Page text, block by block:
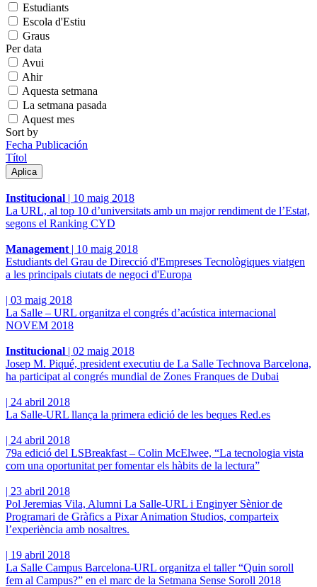
Estudiants
Escola d'Estiu
Graus
Per data
Avui
Ahir
Aquesta setmana
La setmana pasada
Aquest mes
Sort by
Fecha Publicación
Títol
Institucional | 10 maig 2018
La URL, al top 10 d’universitats amb un major rendiment de l’Estat,
segons el Ranking CYD
Management | 10 maig 2018
Estudiants del Grau de Direcció d'Empreses Tecnològiques viatgen
a les principals ciutats de negoci d'Europa
| 03 maig 2018
La Salle – URL organitza el congrés d’acústica internacional
NOVEM 2018
Institucional | 02 maig 2018
Josep M. Piqué, president executiu de La Salle Technova Barcelona,
ha participat al congrés mundial de Zones Franques de Dubai
| 24 abril 2018
La Salle-URL llança la primera edició de les beques Red.es
| 24 abril 2018
79a edició del LSBreakfast – Colin McElwee, “La tecnologia vista
com una oportunitat per fomentar els hàbits de la lectura”
| 23 abril 2018
Pol Jeremias Vila, Alumni La Salle-URL i Enginyer Sènior de
Programari de Gràfics a Pixar Animation Studios, comparteix
l’experiència amb nosaltres.
| 19 abril 2018
La Salle Campus Barcelona-URL organitza el taller “Quin soroll
fem al Campus?” en el marc de la Setmana Sense Soroll 2018